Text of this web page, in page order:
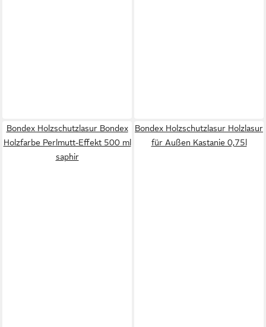
Bondex Holzschutzlasur Bondex
Holzfarbe Perlmutt-Effekt 500 ml
saphir
Bondex Holzschutzlasur Holzlasur
für Außen Kastanie 0,75l